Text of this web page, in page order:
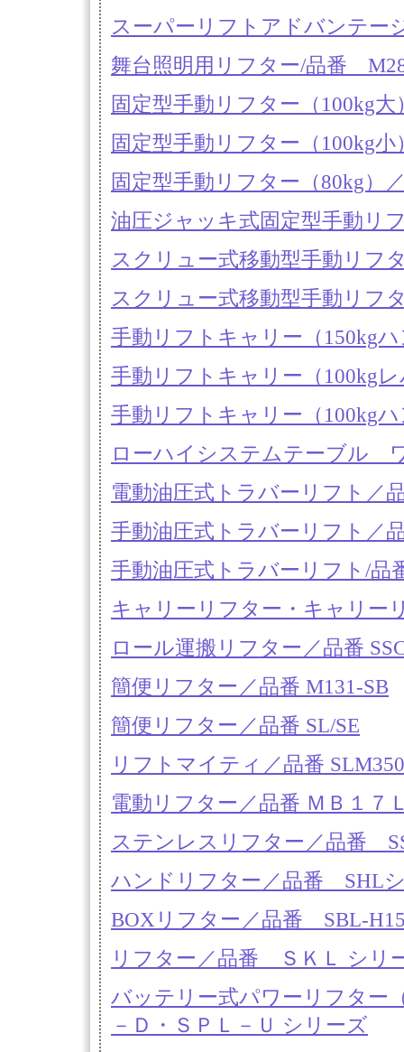
スーパーリフトアドバンテー
舞台照明用リフター/品番
固定型手動リフター（100kg
固定型手動リフター（100kg
固定型手動リフター（80kg）
油圧ジャッキ式固定型手動リ
スクリュー式移動型手動リフ
スクリュー式移動型手動リフ
手動リフトキャリー（150kg
手動リフトキャリー（100kg
手動リフトキャリー（100kg
ローハイシステムテーブル
電動油圧式トラバーリフト／
手動油圧式トラバーリフト／
手動油圧式トラバーリフト/品
キャリーリフター・キャリ
ロール運搬リフター／品番
簡便リフター／品番 M131-SB
簡便リフター／品番 SL/SE
リフトマイティ／品番
電動リフター／品番 ＭＢ１７
ステンレスリフター／品番
ハンドリフター／品番 SHL
BOXリフター／品番 SBL-
リフター／品番 ＳＫＬ シリ
バッテリー式パワーリフター
－Ｄ・ＳＰＬ－Ｕ シリーズ